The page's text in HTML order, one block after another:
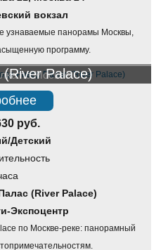
вокзал
узнаваемые панорамы Москвы,
программу.
по Москве
Palace)
руб.
Детский
(River Palace)
Экспоцентр
по Москве-реке: панорамный